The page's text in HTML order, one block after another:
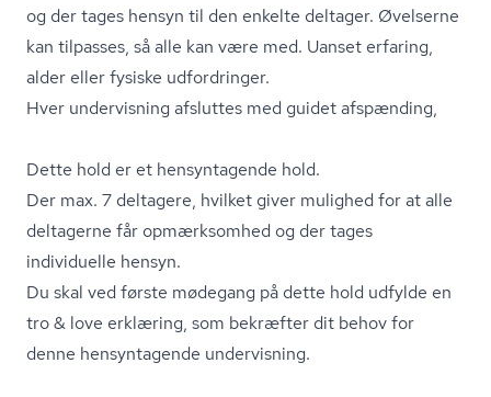
og der tages hensyn til den enkelte deltager. Øvelserne
kan tilpasses, så alle kan være med. Uanset erfaring,
alder eller fysiske udfordringer.
Hver undervisning afsluttes med guidet afspænding,
Dette hold er et hensyntagende hold.
Der max. 7 deltagere, hvilket giver mulighed for at alle
deltagerne får opmærksomhed og der tages
individuelle hensyn.
Du skal ved første mødegang på dette hold udfylde en
tro & love erklæring, som bekræfter dit behov for
denne hensyntagende undervisning.